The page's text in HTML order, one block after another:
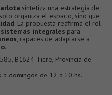
sintetiza una estrategia de
organiza el espacio, sino que
. La propuesta reafirma el rol
sistemas integrales para
, capaces de adaptarse a
.
B1624 Tigre, Provincia de
domingos de 12 a 20 hs.-